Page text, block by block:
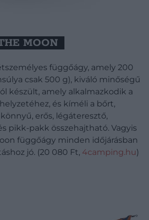
MOON
függőágy, amely 200
csak 500 g), kiváló minőségű
készült, amely alkalmazkodik a
és kíméli a bőrt,
erős, légáteresztő,
pikk-pakk összehajtható. Vagyis
függőágy minden időjárásban
jó. (20 080 Ft, 4camping.hu)